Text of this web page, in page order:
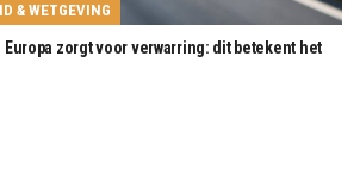
& WETGEVING
zorgt voor verwarring: dit betekent het